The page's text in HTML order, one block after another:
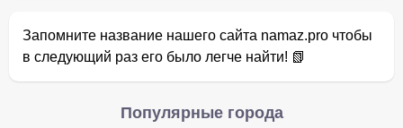
Запомните название нашего сайта namaz.pro чтобы
в следующий раз его было легче найти! 📗
Популярные города